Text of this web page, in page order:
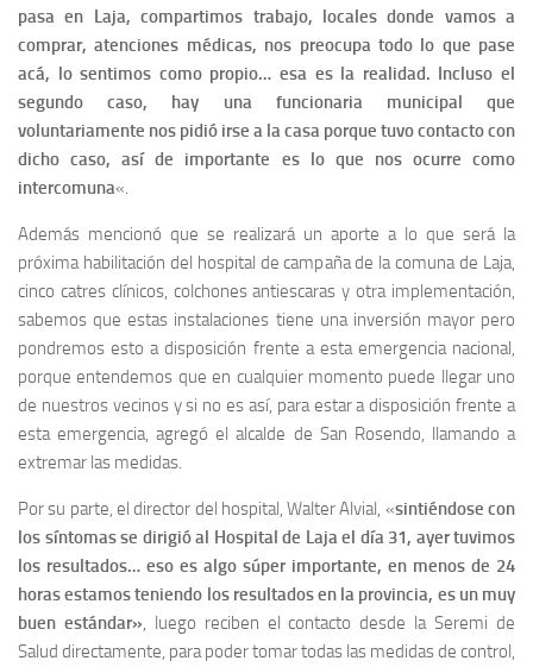
pasa en Laja, compartimos trabajo, locales donde vamos a
comprar, atenciones médicas, nos preocupa todo lo que pase
acá, lo sentimos como propio… esa es la realidad. Incluso el
segundo caso, hay una funcionaria municipal que
voluntariamente nos pidió irse a la casa porque tuvo contacto con
dicho caso, así de importante es lo que nos ocurre como
intercomuna«.
Además mencionó que se realizará un aporte a lo que será la
próxima habilitación del hospital de campaña de la comuna de Laja,
cinco catres clínicos, colchones antiescaras y otra implementación,
sabemos que estas instalaciones tiene una inversión mayor pero
pondremos esto a disposición frente a esta emergencia nacional,
porque entendemos que en cualquier momento puede llegar uno
de nuestros vecinos y si no es así, para estar a disposición frente a
esta emergencia, agregó el alcalde de San Rosendo, llamando a
extremar las medidas.
Por su parte, el director del hospital, Walter Alvial, «sintiéndose con
los síntomas se dirigió al Hospital de Laja el día 31, ayer tuvimos
los resultados… eso es algo súper importante, en menos de 24
horas estamos teniendo los resultados en la provincia, es un muy
buen estándar», luego reciben el contacto desde la Seremi de
Salud directamente, para poder tomar todas las medidas de control,